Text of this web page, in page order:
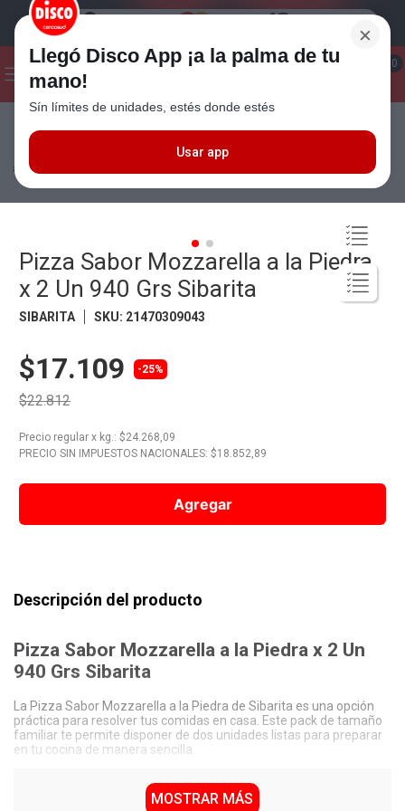
¡Hola! ¿Qué estas buscando? 0
Seleccioná el método de entrega
×
Llegó Disco App ¡a la palma de tu
mano!
Sín límites de unidades, estés donde estés
Usar app
Comidas Congeladas Pizzas
a la Piedra x 2 Un 940 Grs Sibarita
Pizza Sabor Mozzarella a la Piedra
x 2 Un 940 Grs Sibarita
SIBARITA SKU: 21470309043
$17.109 -25%
$22.812
Precio regular x kg. : $24.268,09
PRECIO SIN IMPUESTOS NACIONALES: $18.852,89
Agregar
Descripción del producto
Pizza Sabor Mozzarella a la Piedra x 2 Un
940 Grs Sibarita
La Pizza Sabor Mozzarella a la Piedra de Sibarita es una opción
práctica para resolver tus comidas en casa. Este pack de tamaño
familiar te permite disponer de dos unidades listas para preparar
en tu cocina de manera sencilla.
Características Destacadas de Pizza Sabor
Mozzarella a la Piedra x 2 Un 940 Grs Sibarita
MOSTRAR MÁS
Cerveza
6.
Carne
8.
Fideos
9.
Chocolate
10. Vino